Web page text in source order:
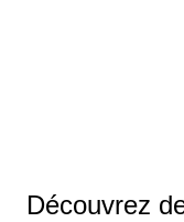
Découvrez